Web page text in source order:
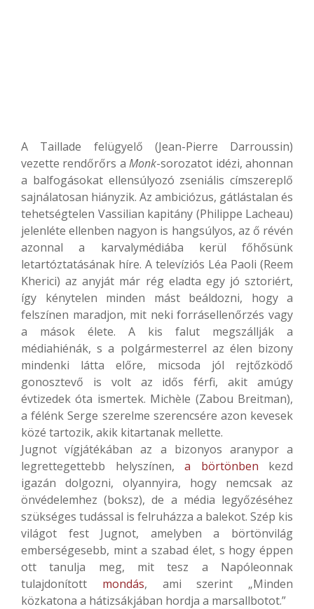
A Taillade felügyelő (Jean-Pierre Darroussin)
vezette rendőrőrs aMonk-sorozatot idézi, ahonnan
a balfogásokat ellensúlyozó zseniális címszereplő
sajnálatosan hiányzik. Az ambiciózus, gátlástalan és
tehetségtelen Vassilian kapitány (Philippe Lacheau)
jelenléte ellenben nagyon is hangsúlyos, az ő révén
azonnal a karvalymédiába kerül főhősünk
letartóztatásának híre. A televíziós Léa Paoli (Reem
Kherici) az anyját már rég eladta egy jó sztoriért,
így kénytelen minden mást beáldozni, hogy a
felszínen maradjon, mit neki forrásellenőrzés vagy
a mások élete. A kis falut megszállják a
médiahiénák, s a polgármesterrel az élen bizony
mindenki látta előre, micsoda jól rejtőzködő
gonosztevő is volt az idős férfi, akit amúgy
évtizedek óta ismertek. Michèle (Zabou Breitman),
a félénk Serge szerelme szerencsére azon kevesek
közé tartozik, akik kitartanak mellette.
Jugnot vígjátékában az a bizonyos aranypor a
legrettegettebb helyszínen, a börtönben kezd
igazán dolgozni, olyannyira, hogy nemcsak az
önvédelemhez (boksz), de a média legyőzéséhez
szükséges tudással is felruházza a balekot. Szép kis
világot fest Jugnot, amelyben a börtönvilág
emberségesebb, mint a szabad élet, s hogy éppen
ott tanulja meg, mit tesz a Napóleonnak
tulajdonított mondás, ami szerint „Minden
közkatona a hátizsákjában hordja a marsallbotot.”